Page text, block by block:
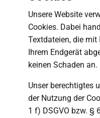
Unsere Website
Cookies. Dabei
Textdateien, die
Ihrem Endgerät
keinen Schaden an.
Unser berechtigtes
der Nutzung der
1 f) DSGVO bzw. §